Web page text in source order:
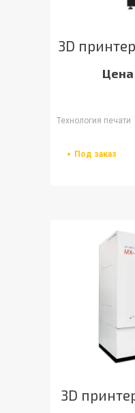
3D
Цена
Технология печати
Под заказ
3D